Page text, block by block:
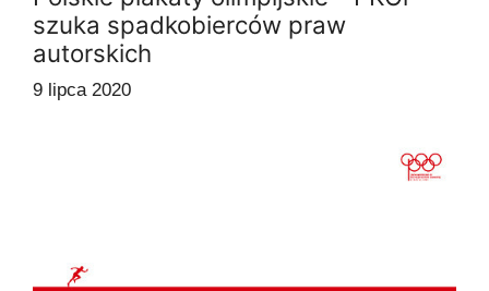
szuka spadkobierców praw
autorskich
9 lipca 2020